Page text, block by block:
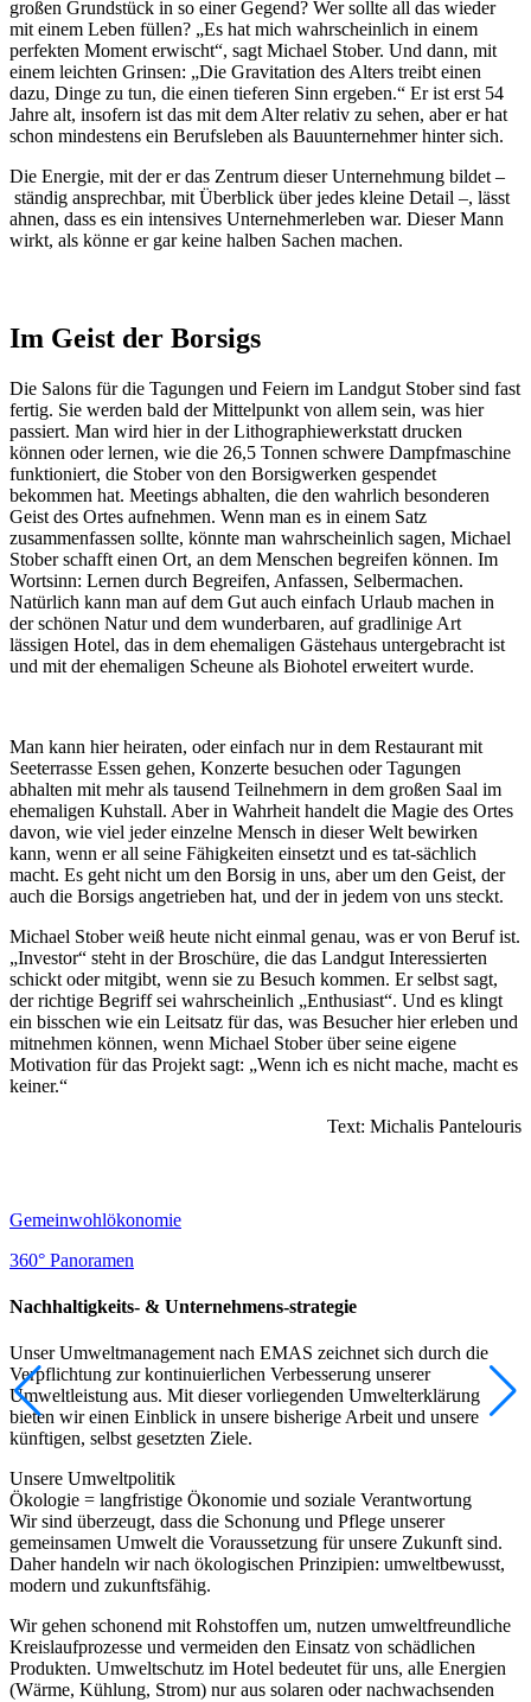
großen Grundstück in so einer Gegend? Wer sollte all das wieder
mit einem Leben füllen? „Es hat mich wahrscheinlich in einem
perfekten Moment erwischt“, sagt Michael Stober. Und dann, mit
einem leichten Grinsen: „Die Gravitation des Alters treibt einen
dazu, Dinge zu tun, die einen tieferen Sinn ergeben.“ Er ist erst 54
Jahre alt, insofern ist das mit dem Alter relativ zu sehen, aber er hat
schon mindestens ein Berufsleben als Bauunternehmer hinter sich.
Die Energie, mit der er das Zentrum dieser Unternehmung bildet –
ständig ansprechbar, mit Überblick über jedes kleine Detail –, lässt
ahnen, dass es ein intensives Unternehmerleben war. Dieser Mann
wirkt, als könne er gar keine halben Sachen machen.
Im Geist der Borsigs
Die Salons für die Tagungen und Feiern im Landgut Stober sind fast
fertig. Sie werden bald der Mittelpunkt von allem sein, was hier
passiert. Man wird hier in der Lithographiewerkstatt drucken
können oder lernen, wie die 26,5 Tonnen schwere Dampfmaschine
funktioniert, die Stober von den Borsigwerken gespendet
bekommen hat. Meetings abhalten, die den wahrlich besonderen
Geist des Ortes aufnehmen. Wenn man es in einem Satz
zusammenfassen sollte, könnte man wahrscheinlich sagen, Michael
Stober schafft einen Ort, an dem Menschen begreifen können. Im
Wortsinn: Lernen durch Begreifen, Anfassen, Selbermachen.
Natürlich kann man auf dem Gut auch einfach Urlaub machen in
der schönen Natur und dem wunderbaren, auf gradlinige Art
lässigen Hotel, das in dem ehemaligen Gästehaus untergebracht ist
und mit der ehemaligen Scheune als Biohotel erweitert wurde.
Man kann hier heiraten, oder einfach nur in dem Restaurant mit
Seeterrasse Essen gehen, Konzerte besuchen oder Tagungen
abhalten mit mehr als tausend Teilnehmern in dem großen Saal im
ehemaligen Kuhstall. Aber in Wahrheit handelt die Magie des Ortes
davon, wie viel jeder einzelne Mensch in dieser Welt bewirken
kann, wenn er all seine Fähigkeiten einsetzt und es tat-sächlich
macht. Es geht nicht um den Borsig in uns, aber um den Geist, der
auch die Borsigs angetrieben hat, und der in jedem von uns steckt.
Michael Stober weiß heute nicht einmal genau, was er von Beruf ist.
„Investor“ steht in der Broschüre, die das Landgut Interessierten
schickt oder mitgibt, wenn sie zu Besuch kommen. Er selbst sagt,
der richtige Begriff sei wahrscheinlich „Enthusiast“. Und es klingt
ein bisschen wie ein Leitsatz für das, was Besucher hier erleben und
mitnehmen können, wenn Michael Stober über seine eigene
Motivation für das Projekt sagt: „Wenn ich es nicht mache, macht es
keiner.“
Text: Michalis Pantelouris
Gemeinwohlökonomie
360° Panoramen
Nachhaltigkeits- & Unternehmens-strategie
Unser Umweltmanagement nach EMAS zeichnet sich durch die
Verpflichtung zur kontinuierlichen Verbesserung unserer
Umweltleistung aus. Mit dieser vorliegenden Umwelterklärung
bieten wir einen Einblick in unsere bisherige Arbeit und unsere
künftigen, selbst gesetzten Ziele.
Unsere Umweltpolitik
Ökologie = langfristige Ökonomie und soziale Verantwortung
Wir sind überzeugt, dass die Schonung und Pflege unserer
gemeinsamen Umwelt die Voraussetzung für unsere Zukunft sind.
Daher handeln wir nach ökologischen Prinzipien: umweltbewusst,
modern und zukunftsfähig.
Wir gehen schonend mit Rohstoffen um, nutzen umweltfreundliche
Kreislaufprozesse und vermeiden den Einsatz von schädlichen
Produkten. Umweltschutz im Hotel bedeutet für uns, alle Energien
(Wärme, Kühlung, Strom) nur aus solaren oder nachwachsenden